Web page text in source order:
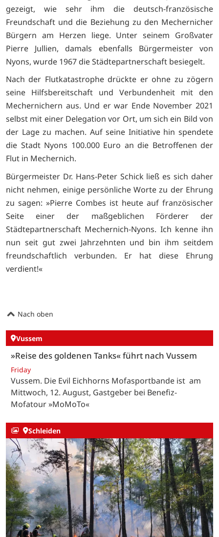
gezeigt, wie sehr ihm die deutsch-französische
Freundschaft und die Beziehung zu den Mechernicher
Bürgern am Herzen liege. Unter seinem Großvater
Pierre Jullien, damals ebenfalls Bürgermeister von
Nyons, wurde 1967 die Städtepartnerschaft besiegelt.
Nach der Flutkatastrophe drückte er ohne zu zögern
seine Hilfsbereitschaft und Verbundenheit mit den
Mechernichern aus. Und er war Ende November 2021
selbst mit einer Delegation vor Ort, um sich ein Bild von
der Lage zu machen. Auf seine Initiative hin spendete
die Stadt Nyons 100.000 Euro an die Betroffenen der
Flut in Mechernich.
Bürgermeister Dr. Hans-Peter Schick ließ es sich daher
nicht nehmen, einige persönliche Worte zu der Ehrung
zu sagen: »Pierre Combes ist heute auf französischer
Seite einer der maßgeblichen Förderer der
Städtepartnerschaft Mechernich-Nyons. Ich kenne ihn
nun seit gut zwei Jahrzehnten und bin ihm seitdem
freundschaftlich verbunden. Er hat diese Ehrung
verdient!«
Nach oben
Vussem
»Reise des goldenen Tanks« führt nach Vussem
Friday
Vussem. Die Evil Eichhorns Mofasportbande ist am
Mittwoch, 12. August, Gastgeber bei Benefiz-
Mofatour »MoMoTo«
Schleiden